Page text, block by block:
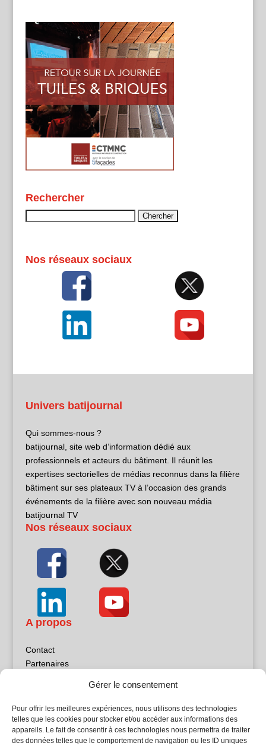
Gérer le consentement
Pour offrir les meilleures expériences, nous utilisons des technologies
telles que les cookies pour stocker et/ou accéder aux informations des
appareils. Le fait de consentir à ces technologies nous permettra de traiter
des données telles que le comportement de navigation ou les ID uniques
Rechercher
Nos réseaux sociaux
Univers batijournal
Qui sommes-nous ?
batijournal, site web d’information dédié aux
professionnels et acteurs du bâtiment. Il réunit les
expertises sectorielles de médias reconnus dans la filière
bâtiment sur ses plateaux TV à l’occasion des grands
événements de la filière avec son nouveau média
batijournal TV
Nos réseaux sociaux
A propos
Contact
Partenaires
Politique de confidentialité
Sites partenaires